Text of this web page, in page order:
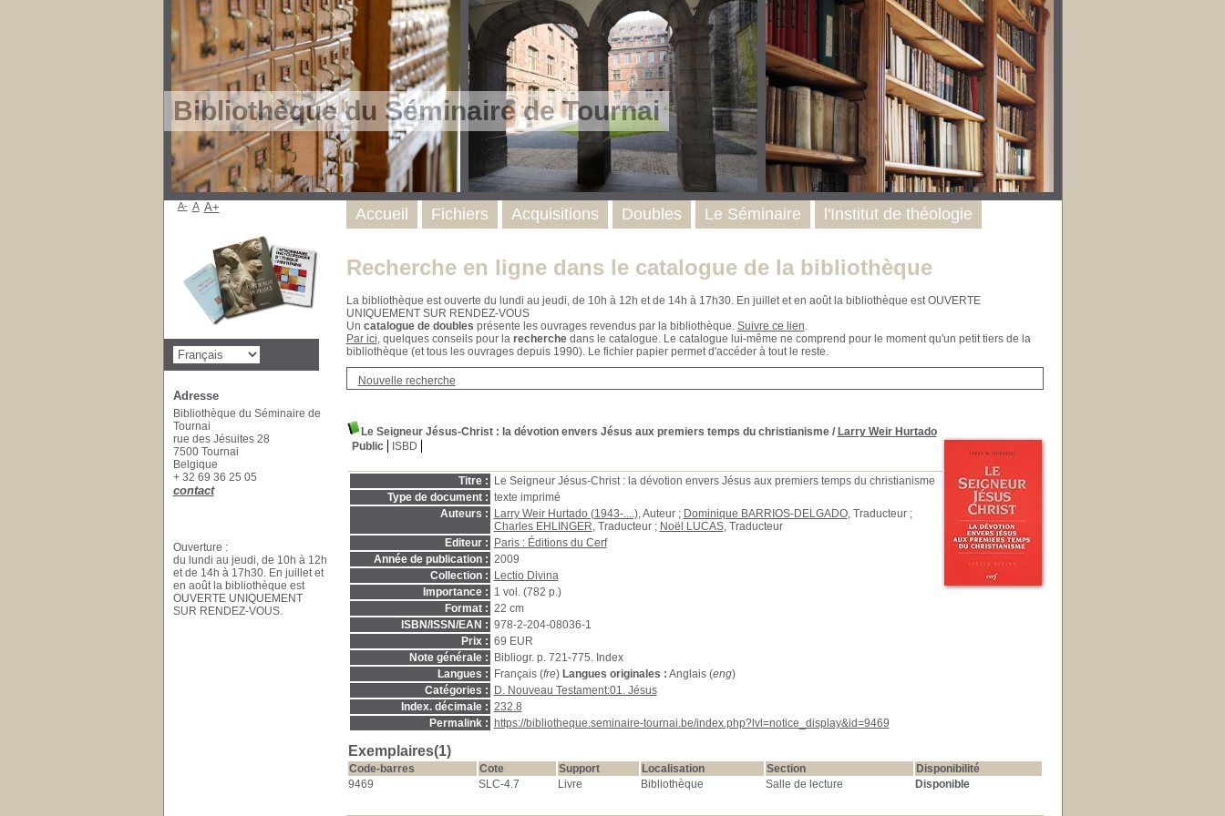
Bibliothèque du Séminaire de Tournai
Recherche en ligne dans le catalogue de la bibliothèque
La bibliothèque est ouverte du lundi au jeudi, de 10h à 12h et de 14h à 17h30. En juillet et en août la bibliothèque est OUVERTE
UNIQUEMENT SUR RENDEZ-VOUS
Un catalogue de doubles présente les ouvrages revendus par la bibliothèque. Suivre ce lien.
Par ici, quelques conseils pour la recherchedans le catalogue. Le catalogue lui-même ne comprend pour le moment qu'un petit tiers de la
bibliothèque (et tous les ouvrages depuis 1990). Le fichier papier permet d'accéder à tout le reste.
Nouvelle recherche
Le Seigneur Jésus-Christ: la dévotion envers Jésus aux premiers temps du christianisme/ Larry Weir Hurtado
Public
ISBD
Titre :
Le Seigneur Jésus-Christ : la dévotion envers Jésus aux premiers temps du christianisme
Type de document : texte imprimé
Auteurs :
Larry Weir Hurtado (1943-....), Auteur ; Dominique BARRIOS-DELGADO, Traducteur ;
Charles EHLINGER, Traducteur ; Noël LUCAS, Traducteur
Editeur :
Paris : Éditions du Cerf
Année de publication : 2009
Collection :
Lectio Divina
Importance : 1 vol. (782 p.)
Format : 22 cm
ISBN/ISSN/EAN : 978-2-204-08036-1
Prix : 69 EUR
Note générale :
Bibliogr. p. 721-775. Index
Langues :
Français (fre) Langues originales : Anglais (eng)
Catégories :
D. Nouveau Testament:01. Jésus
Index. décimale : 232.8
Permalink :
https://bibliotheque.seminaire-tournai.be/index.php?lvl=notice_display&id=9469
Exemplaires(1)
Code-barres Cote Support Localisation Section
Disponibilité
9469
SLC-4.7 Livre Bibliothèque Salle de lecture Disponible
Accueil Fichiers Acquisitions Doubles Le Séminaire l'Institut de théologie
A- A A+
Adresse
Bibliothèque du Séminaire de
Tournai
rue des Jésuites 28
7500 Tournai
Belgique
+ 32 69 36 25 05
contact
Ouverture :
du lundi au jeudi, de 10h à 12h
et de 14h à 17h30. En juillet et
en août la bibliothèque est
OUVERTE UNIQUEMENT
SUR RENDEZ-VOUS.